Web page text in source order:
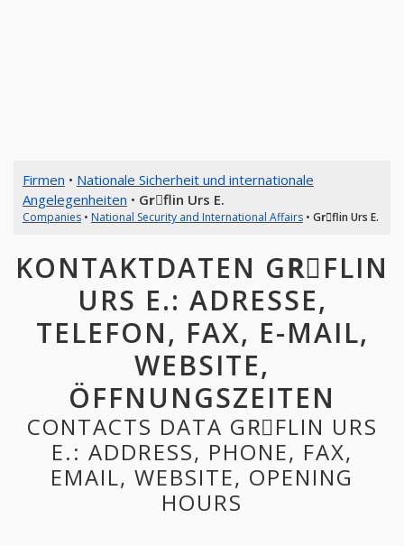
Firmen • Nationale Sicherheit und internationale
Angelegenheiten • Grِflin Urs E.
Companies• National Security and International Affairs• Grِflin Urs E.
KONTAKTDATEN GRِFLIN
URS E.: ADRESSE,
TELEFON, FAX, E-MAIL,
WEBSITE,
ÖFFNUNGSZEITEN
CONTACTS DATA GRِFLIN URS
E.: ADDRESS, PHONE, FAX,
EMAIL, WEBSITE, OPENING
HOURS